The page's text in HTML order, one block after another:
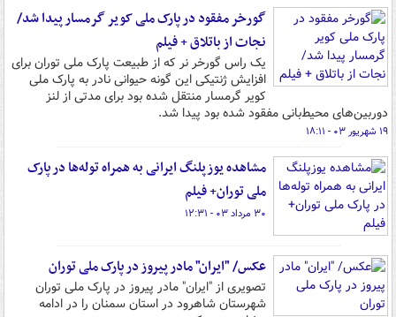
گورخر مفقود در پارک ملی کویر گرمسار پیدا شد/
نجات از باتلاق + فیلم
یک راس گورخر نر که از طبیعت پارک ملی توران برای
افزایش ژنتیکی این گونه حیوانی نادر به پارک ملی
کویر گرمسار منتقل شده بود برای مدتی از لنز
دوربین‌های محیط‌بانی مفقود شده بود پیدا شد.
۱۹ شهریور ۰۳ - ۱۸:۱۱
مشاهده یوزپلنگ ایرانی به همراه توله‌ها در پارک
ملی توران+ فیلم
۳۰ مرداد ۰۳ - ۱۲:۳۱
عکس/ "ایران" مادر پیروز در پارک ملی توران
تصویری از "ایران" مادر پیروز در پارک ملی توران
شهرستان شاهرود در استان سمنان را در ادامه